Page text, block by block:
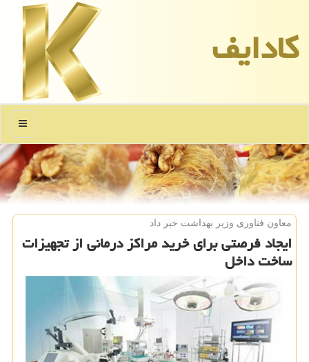
كادایف
منو
معاون فناوری وزیر بهداشت خبر داد
ایجاد فرصتی برای خرید مراكز درمانی از تجهیزات
ساخت داخل